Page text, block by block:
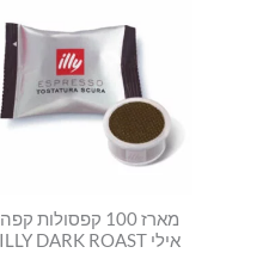
מארז 100 קפסולות קפה
אילי ILLY DARK ROAST